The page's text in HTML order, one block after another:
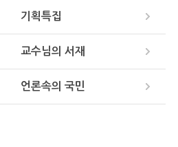
기획특집
교수님의 서재
언론속의 국민